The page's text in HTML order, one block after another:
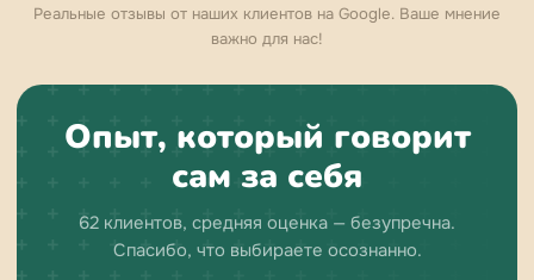
Реальные отзывы от наших клиентов на Google. Ваше мнение
важно для нас!
Опыт, который говорит
сам за себя
62 клиентов, средняя оценка — безупречна.
Спасибо, что выбираете осознанно.